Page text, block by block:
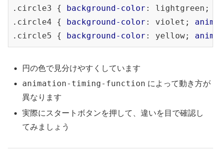
.circle3 { background-color : lightgreen;
.circle4 { background-color : violet;
.circle5 { background-color : yellow;
円の色で見分けやすくしています
animation-timing-function によって動き方が
異なります
実際にスタートボタンを押して、違いを目で確認し
てみましょう